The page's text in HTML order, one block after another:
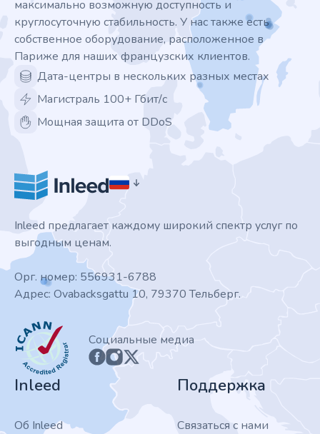
максимально возможную доступность и
круглосуточную стабильность. У нас также есть
собственное оборудование, расположенное в
Париже для наших французских клиентов.
Дата-центры в нескольких разных местах
Магистраль 100+ Гбит/с
Мощная защита от DDoS
Inleed предлагает каждому широкий спектр услуг по
выгодным ценам.
Орг. номер: 556931-6788
Адрес: Ovabacksgattu 10, 79370 Тельберг.
ICANN
Социальные медиа
Inleed
Об Inleed
Поддержка
Связаться с нами